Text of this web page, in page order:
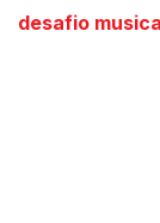
desafio